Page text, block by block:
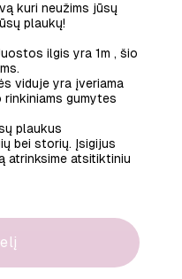
kuri neužims jūsų
plaukų!
ilgis yra 1m , šio
viduje yra įveriama
rinkiniams gumytes
plaukus
bei storių. Įsigijus
atrinksime atsitiktiniu